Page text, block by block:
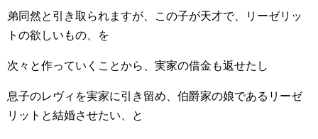
弟同然と引き取られますが、この子が天才で、リーゼリッ
トの欲しいもの、を
次々と作っていくことから、実家の借金も返せたし
息子のレヴィを実家に引き留め、伯爵家の娘であるリーゼ
リットと結婚させたい、と